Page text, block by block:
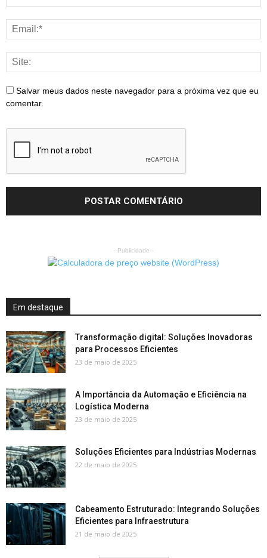
Salvar meus dados neste navegador para a próxima vez que eu
comentar.
- Publicidade -
Em destaque
Transformação digital: Soluções Inovadoras
para Processos Eficientes
23 de maio de 2025
A Importância da Automação e Eficiência na
Logística Moderna
23 de maio de 2025
Soluções Eficientes para Indústrias Modernas
22 de maio de 2025
Cabeamento Estruturado: Integrando Soluções
Eficientes para Infraestrutura
21 de maio de 2025